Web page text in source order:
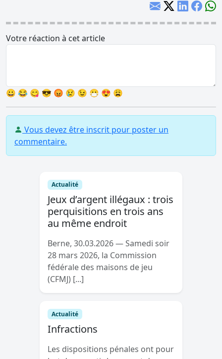
Votre réaction à cet article
😀 😂 😋 😎 😡 😢 😉 😷 😍 😩
Vous devez être inscrit pour poster un
commentaire.
Actualité
Jeux d’argent illégaux : trois
perquisitions en trois ans
au même endroit
Berne, 30.03.2026 — Samedi soir
28 mars 2026, la Commission
fédérale des maisons de jeu
(CFMJ) [...]
Actualité
Infractions
Les dispositions pénales ont pour